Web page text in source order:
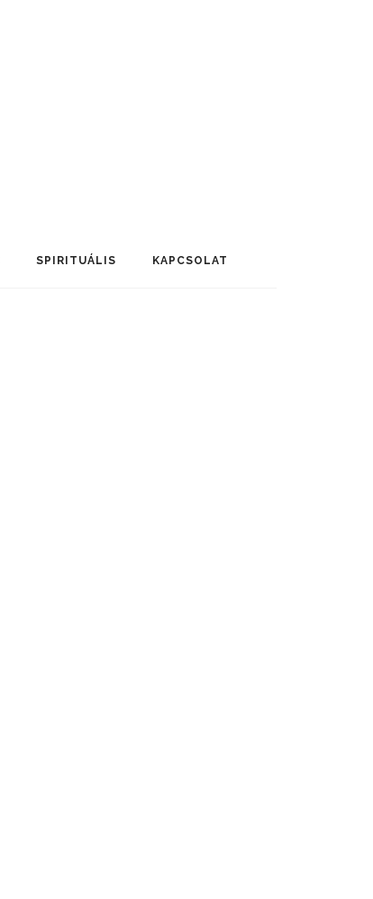
SPIRITUÁLIS KAPCSOLAT